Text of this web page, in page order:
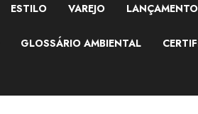
ESTILO VAREJO
GLOSSÁRIO AMBIENTAL